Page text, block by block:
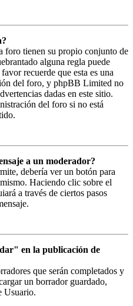
foro tienen su propio conjunto de
alguna regla puede
recuerde que esta es una
del foro, y phpBB Limited no
dadas en este sitio.
del foro si no está
a un moderador?
debería ver un botón para
Haciendo clic sobre el
a través de ciertos pasos
en la publicación de
que serán completados y
un borrador guardado,
Usuario.